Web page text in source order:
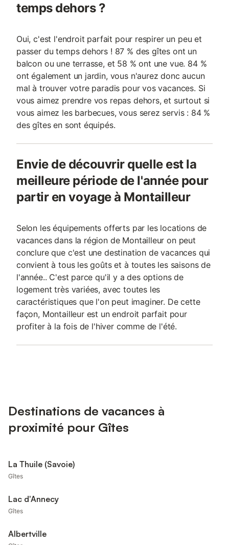
temps dehors ?
Oui, c'est l'endroit parfait pour respirer un peu et
passer du temps dehors ! 87 % des gîtes ont un
balcon ou une terrasse, et 58 % ont une vue. 84 %
ont également un jardin, vous n'aurez donc aucun
mal à trouver votre paradis pour vos vacances. Si
vous aimez prendre vos repas dehors, et surtout si
vous aimez les barbecues, vous serez servis : 84 %
des gîtes en sont équipés.
Envie de découvrir quelle est la
meilleure période de l'année pour
partir en voyage à Montailleur
Selon les équipements offerts par les locations de
vacances dans la région de Montailleur on peut
conclure que c'est une destination de vacances qui
convient à tous les goûts et à toutes les saisons de
l'année.. C'est parce qu'il y a des options de
logement très variées, avec toutes les
caractéristiques que l'on peut imaginer. De cette
façon, Montailleur est un endroit parfait pour
profiter à la fois de l'hiver comme de l'été.
Destinations de vacances à
proximité pour Gîtes
La Thuile (Savoie)
Gîtes
Lac d'Annecy
Gîtes
Albertville